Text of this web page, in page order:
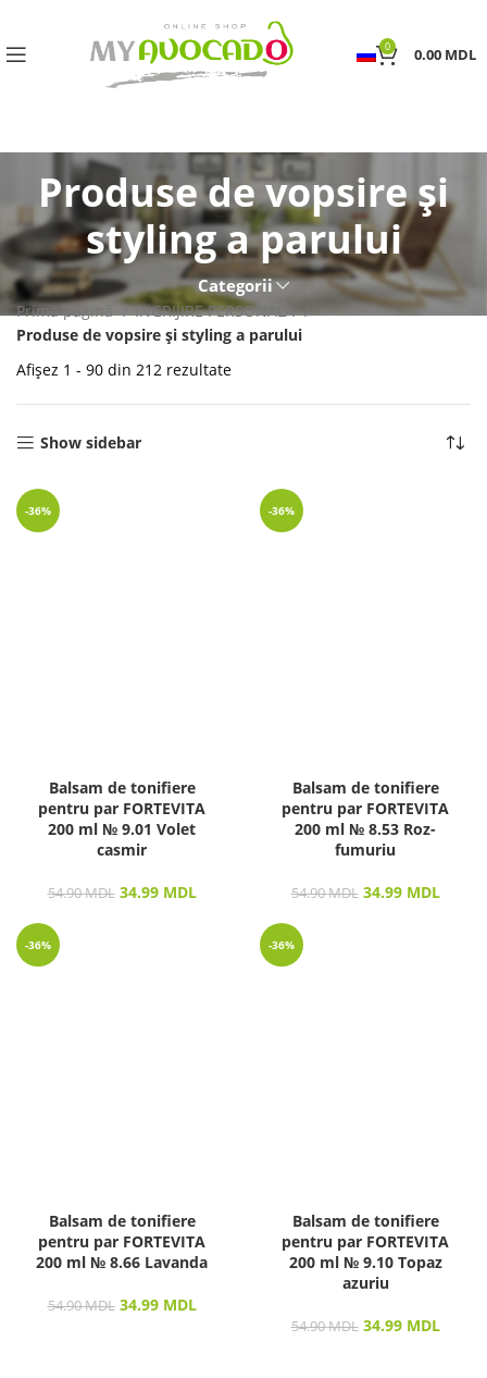
0 0.00 MDL
Produse de vopsire și
styling a parului
Categorii
Prima pagină
INGRIJIRE PERSONALA
Produse de vopsire și styling a parului
Afișez 1 - 90 din 212 rezultate
Show sidebar
-36%
Balsam de tonifiere
pentru par FORTEVITA
200 ml № 9.01 Volet
casmir
54.90MDL 34.99 MDL
-36%
Balsam de tonifiere
pentru par FORTEVITA
200 ml № 8.53 Roz-
fumuriu
54.90MDL 34.99 MDL
-36%
Balsam de tonifiere
pentru par FORTEVITA
200 ml № 8.66 Lavanda
54.90MDL 34.99 MDL
-36%
Balsam de tonifiere
pentru par FORTEVITA
200 ml № 9.10 Topaz
azuriu
54.90MDL 34.99 MDL